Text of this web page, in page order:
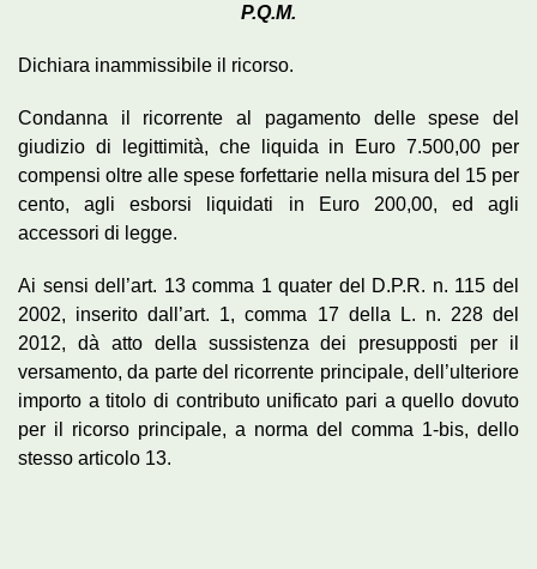
P.Q.M.
Dichiara inammissibile il ricorso.
Condanna il ricorrente al pagamento delle spese del
giudizio di legittimità, che liquida in Euro 7.500,00 per
compensi oltre alle spese forfettarie nella misura del 15 per
cento, agli esborsi liquidati in Euro 200,00, ed agli
accessori di legge.
Ai sensi dell’art. 13 comma 1 quater del D.P.R. n. 115 del
2002, inserito dall’art. 1, comma 17 della L. n. 228 del
2012, dà atto della sussistenza dei presupposti per il
versamento, da parte del ricorrente principale, dell’ulteriore
importo a titolo di contributo unificato pari a quello dovuto
per il ricorso principale, a norma del comma 1-bis, dello
stesso articolo 13.